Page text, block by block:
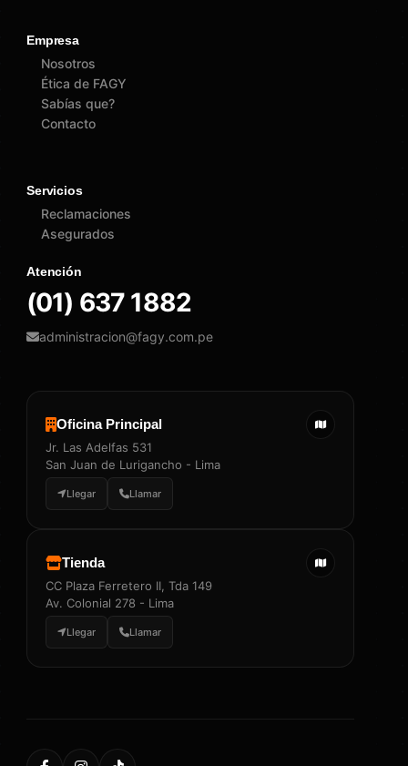
Empresa
Nosotros
Ética de FAGY
Sabías que?
Contacto
Servicios
Reclamaciones
Asegurados
Atención
(01) 637 1882
administracion@fagy.com.pe
Oficina Principal
Jr. Las Adelfas 531
San Juan de Lurigancho - Lima
Llegar Llamar
Tienda
CC Plaza Ferretero II, Tda 149
Av. Colonial 278 - Lima
Llegar Llamar